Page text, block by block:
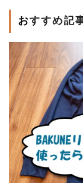
おすすめ記